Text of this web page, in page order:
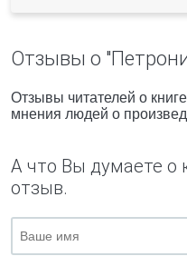
Отзывы о
Отзывы читателей о
мнения людей о
А что Вы думаете о
отзыв.